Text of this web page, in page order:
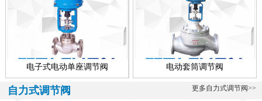
电子式电动单座调节阀 电动套筒调节阀
自力式调节阀 更多自力式调节阀>>